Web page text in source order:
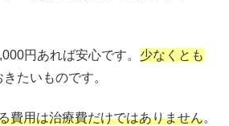
円あれば安心です。 少なくとも
きたいものです。
費用は治療費だけではありません。